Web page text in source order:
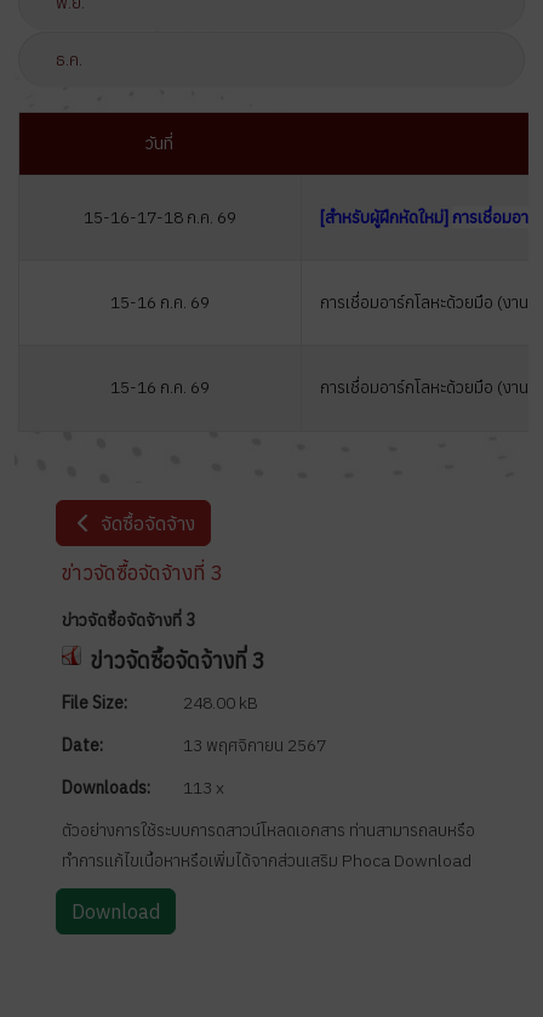
ธ.ค.
วันที่
15-16-17-18 ก.ค. 69 [สำหรับผู้ฝึกหัดใหม่] การเชื่อมอา
15-16 ก.ค. 69 การเชื่อมอาร์กโลหะด้วยมือ (งานโ
15-16 ก.ค. 69 การเชื่อมอาร์กโลหะด้วยมือ (งาน
จัดซื้อจัดจ้าง
ข่าวจัดซื้อจัดจ้างที่ 3
ข่าวจัดซื้อจัดจ้างที่ 3
ข่าวจัดซื้อจัดจ้างที่ 3
File Size:
248.00 kB
Date:
13 พฤศจิกายน 2567
Downloads:
113 x
ตัวอย่างการใช้ระบบการดสาวน์โหลดเอกสาร ท่านสามารถลบหรือ
ทำการแก้ไขเนื้อหาหรือเพิ่มได้จากส่วนเสริม Phoca Download